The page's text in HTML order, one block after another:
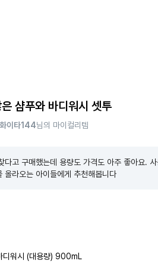
샴푸와 바디워시 셋투
이타144님의 마이컬리템
다고 구매했는데 용량도 가격도 아주 좋아요.
올라오는 아이들에게 추천해봅니다
디워시 (대용량) 900mL